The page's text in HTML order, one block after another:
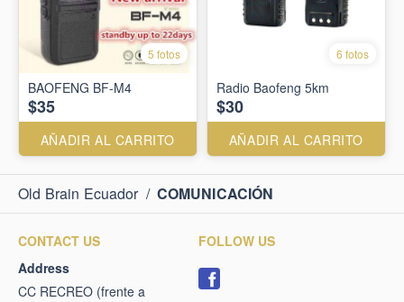
5 fotos
BAOFENG BF-M4
$35
AÑADIR AL CARRITO
6 fotos
Radio Baofeng 5km
$30
AÑADIR AL CARRITO
Old Brain Ecuador / COMUNICACIÓN
CONTACT US
Address
CC RECREO (frente a
FOLLOW US